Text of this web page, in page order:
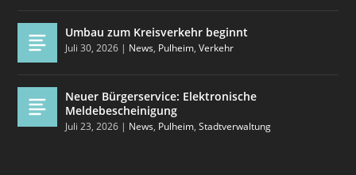
Umbau zum Kreisverkehr beginnt
Juli 30, 2026 | News, Pulheim,Verkehr
Neuer Bürgerservice: Elektronische
Meldebescheinigung
Juli 23, 2026 | News, Pulheim,Stadtverwaltung